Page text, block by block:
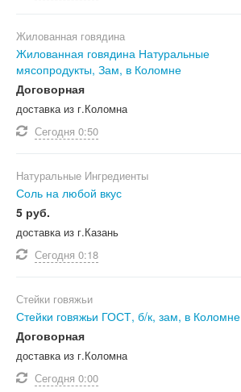
Жилованная говядина
Жилованная говядина Натуральные
мясопродукты, Зам, в Коломне
Договорная
доставка из г.Коломна
Сегодня 0:50
Натуральные Ингредиенты
Соль на любой вкус
5 руб.
доставка из г.Казань
Сегодня 0:18
Стейки говяжьи
Стейки говяжьи ГОСТ, б/к, зам, в Коломне
Договорная
доставка из г.Коломна
Сегодня 0:00